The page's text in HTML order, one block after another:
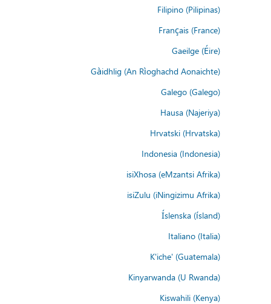
Filipino (Pilipinas)
Français (France)
Gaeilge (Éire)
Gàidhlig (An Rìoghachd Aonaichte)
Galego (Galego)
Hausa (Najeriya)
Hrvatski (Hrvatska)
Indonesia (Indonesia)
isiXhosa (eMzantsi Afrika)
isiZulu (iNingizimu Afrika)
Íslenska (ísland)
Italiano (Italia)
K'iche' (Guatemala)
Kinyarwanda (U Rwanda)
Kiswahili (Kenya)